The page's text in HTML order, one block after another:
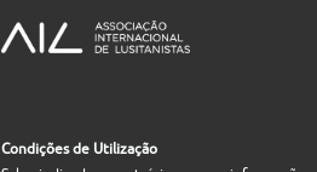
Condições de Utilização